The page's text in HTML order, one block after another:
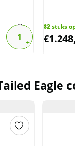
82stuks
€
Eagle